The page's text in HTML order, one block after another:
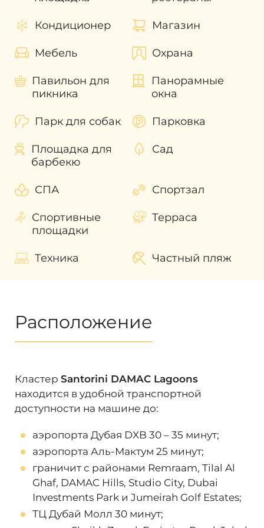
Становясь собственником объекта
недвижимости в роскошном Santorini
DAMAC Lagoons в Дубае граждане
иностранных государств получают
возможность оформить в зависимости от
стоимости приобретенной недвижимости
«Золотая виза»
) с правом последующего
продления и наслаждаться жизнью в ОАЭ
не тревожась о сроках пребывания на
территории страны. Также собственник
резиденции получает возможность при
необходимости сдавать её в аренду и
получать доход от своих вложений.
Показателисредней рентабельности
инвестиций в данном проекте Santorini
течением времени этот показатель будет
перепродать недвижимость не дожидаясь
инвестиционный доход.
Наши эксперты помогут разобраться во
всех волнующих вас вопросах и помогут в
Кондиционер Магазин
Мебель Охрана
Павильон для
пикника
Панорамные
окна
Парк для собак Парковка
Площадка для
барбекю
Сад
СПА Спортзал
Спортивные
площадки
Терраса
Техника Частный пляж
Расположение
Кластер Santorini DAMAC Lagoons
находится в удобной транспортной
доступности на машине до:
аэропорта Дубая DXB 30 – 35 минут;
аэропорта Аль-Мактум 25 минут;
граничит с районами Remraam, Tilal Al
Ghaf, DAMAC Hills, Studio City, Dubai
Investments Park и Jumeirah Golf Estates;
ТЦ Дубай Молл 30 минут;